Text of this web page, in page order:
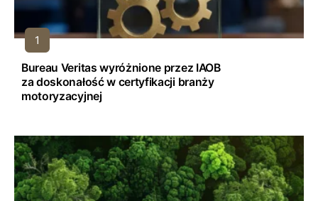
Bureau Veritas wyróżnione przez IAOB
za doskonałość w certyfikacji branży
motoryzacyjnej